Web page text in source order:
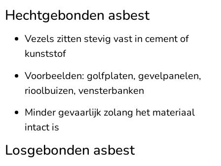
Hechtgebonden asbest
Vezels zitten stevig vast in cement of
kunststof
Voorbeelden: golfplaten, gevelpanelen,
rioolbuizen, vensterbanken
Minder gevaarlijk zolang het materiaal
intact is
Losgebonden asbest